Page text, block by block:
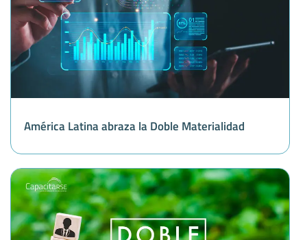
América Latina abraza la Doble Materialidad